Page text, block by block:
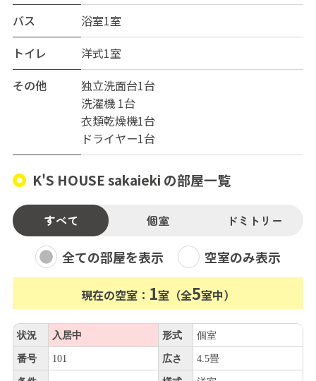
※保証金の50％は退去時に償却させていただきます。
バス
浴室1室
トイレ
洋式1室
その他
独立洗面台1台
洗濯機 1台
衣類乾燥機1台
ドライヤー1台
K'S HOUSE sakaieki の部屋一覧
すべて 個室 ドミトリー
全ての部屋を表示 空室のみ表示
現在の空室： 1室（全5室中）
状況 入居中 形式 個室
番号 101 広さ 4.5畳